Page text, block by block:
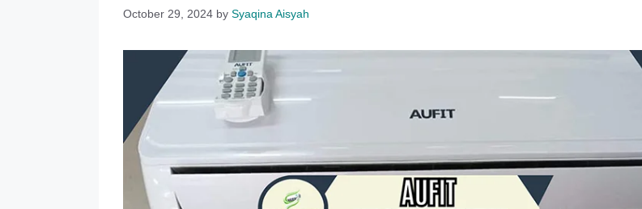
October 29, 2024 by Syaqina Aisyah